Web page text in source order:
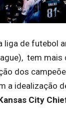
liga de futebol
tem mais
dos
a idealização
City